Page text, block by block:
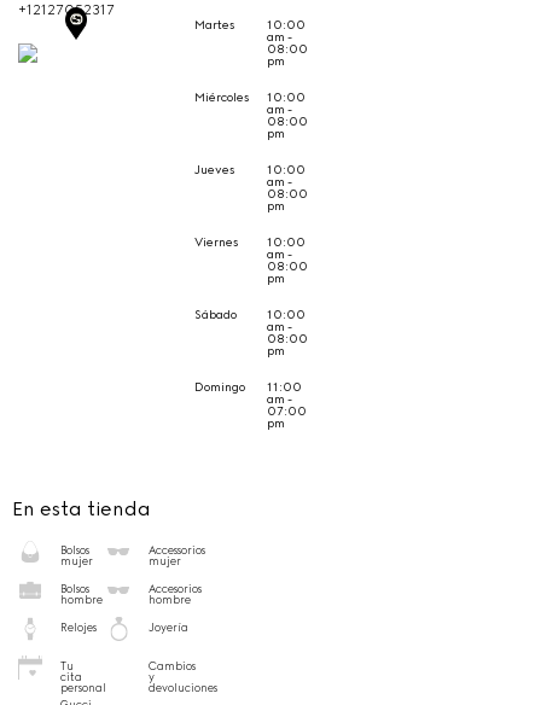
+12127052317
Martes 10:00
am -
08:00
pm
Miércoles 10:00
am -
08:00
pm
Jueves 10:00
am -
08:00
pm
Viernes 10:00
am -
08:00
pm
Sábado 10:00
am -
08:00
pm
Domingo 11:00
am -
07:00
pm
En esta tienda
Bolsos
mujer
Accessorios
mujer
Bolsos
hombre
Accesorios
hombre
Relojes Joyería
Tu
cita
personal
Cambios
y
devoluciones